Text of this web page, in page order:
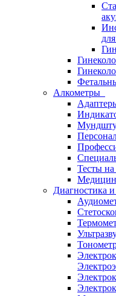
Алкометры
Тесты на
Диагностика